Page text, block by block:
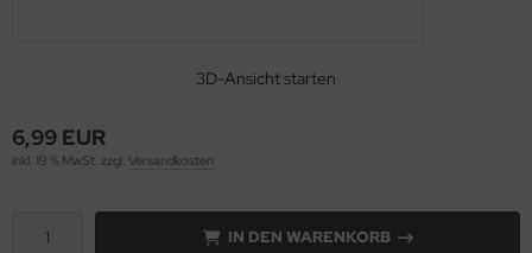
3D-Ansicht starten
6,99 EUR
inkl. 19 % MwSt. zzgl. Versandkosten
IN DEN WARENKORB